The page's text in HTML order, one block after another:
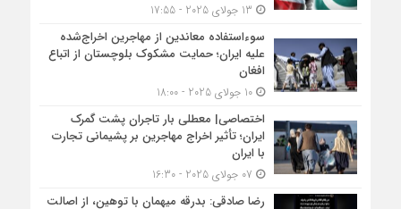
سوءاستفاده معاندین از مهاجرین اخراج‌شده
علیه ایران؛ حمایت مشکوک بلوچستان از اتباع
افغان
10 جولای 2025 - 18:00
اختصاصی| معطلی بار تاجران پشت گمرک
ایران؛ تأثیر اخراج مهاجرین بر پشیمانی تجارت
با ایران
رضا صادقی: بدرقه میهمان با توهین، از اصالت